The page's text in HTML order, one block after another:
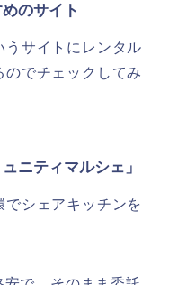
のサイト
うサイトにレンタル
でチェックしてみ
ニティマルシェ」
シェアキッチンを